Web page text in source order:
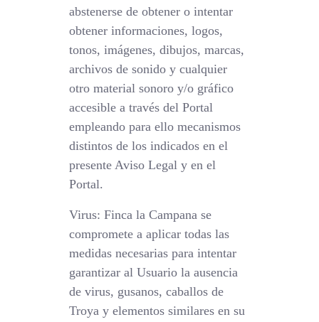
abstenerse de obtener o intentar
obtener informaciones, logos,
tonos, imágenes, dibujos, marcas,
archivos de sonido y cualquier
otro material sonoro y/o gráfico
accesible a través del Portal
empleando para ello mecanismos
distintos de los indicados en el
presente Aviso Legal y en el
Portal.
Virus: Finca la Campana se
compromete a aplicar todas las
medidas necesarias para intentar
garantizar al Usuario la ausencia
de virus, gusanos, caballos de
Troya y elementos similares en su